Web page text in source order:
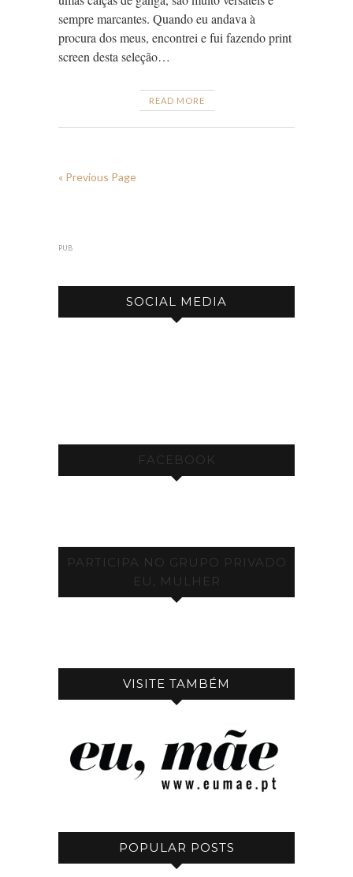
sempre marcantes. Quando eu andava à
procura dos meus, encontrei e fui fazendo print
screen desta seleção…
READ MORE
« Previous Page
PUB
SOCIAL MEDIA
FACEBOOK
PARTICIPA NO GRUPO PRIVADO
EU, MULHER
VISITE TAMBÉM
POPULAR POSTS